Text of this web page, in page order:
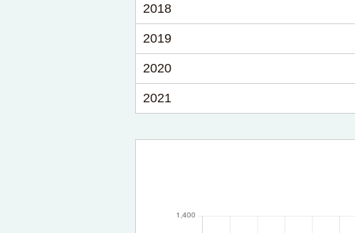
2018
2019
2020
2021